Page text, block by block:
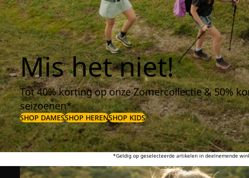
Mis het niet!
Tot 40% korting op onze Zomercollectie & 50%
seizoenen*
SHOP DAMESSHOP HERENSHOP KIDS
*Geldig op geselecteerde artikelen in deelnemende